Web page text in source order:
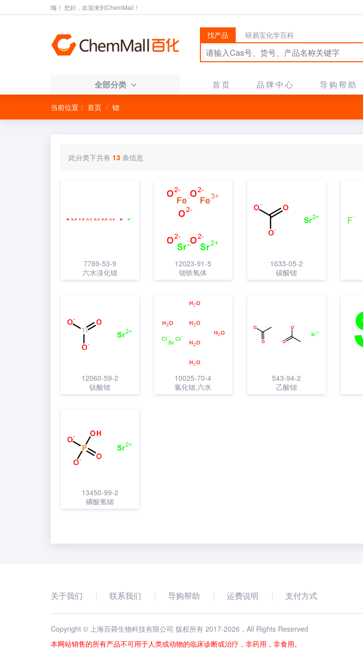
嗨！ 您好，欢迎来到ChemMall！
找产品 研易宝化学百科
全部分类 首页 品牌中心 导购帮助
当前位置： 首页 锶
此分类下共有 13 条信息
7789-53-9
六水溴化锶
12023-91-5
锶铁氧体
1633-05-2
碳酸锶
12060-59-2
钛酸锶
10025-70-4
氯化锶,六水
543-94-2
乙酸锶
13450-99-2
磷酸氢锶
关于我们 联系我们 导购帮助 运费说明 支付方式
Copyright © 上海百舜生物科技有限公司 版权所有 2017-2026 ，All Rights Reserved
本网站销售的所有产品不可用于人类或动物的临床诊断或治疗，非药用，非食用。